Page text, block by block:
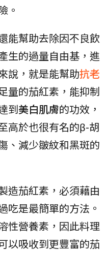
。
能幫助去除因不良飲
生的過量自由基，進
說，就是能幫助抗老
量的茄紅素，能抑制
到美白肌膚的功效，
高於也很有名的β-胡
、減少皺紋和黑斑的
造茄紅素，必須藉由
吃是最簡單的方法。
性營養素，因此料理
以吸收到更豐富的茄